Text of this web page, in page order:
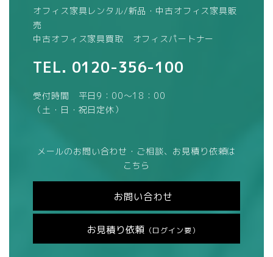
オフィス家具レンタル/新品・中古オフィス家具販
売
中古オフィス家具買取 オフィスパートナー
TEL. 0120-356-100
受付時間 平日9：00～18：00
（土・日・祝日定休）
メールのお問い合わせ・ご相談、お見積り依頼は
こちら
お問い合わせ
お見積り依頼 （ログイン要）